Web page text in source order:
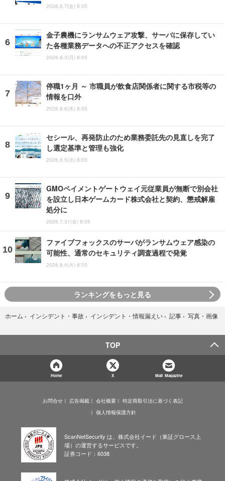
2026.8.7(金) 8:05
金子農機にランサムウェア攻撃、サーバに保存してい
た各種業務データへの不正アクセスを確認
2026.8.3(月) 8:05
停職1ヶ月 ～ 市職員が飲食店関係者に関する市税等の
情報を口外
2026.8.6(木) 8:05
セシール、再発防止のため業務委託先の見直しを完了
し選定基準と管理も強化
2026.8.5(水) 8:05
GMOペイメントゲートウェイ元従業員が無断で別会社
を設立し日本ゲームカード株式会社と契約、懲戒解雇
処分に
2026.7.31(金) 8:05
ファイブフォックスのサーバがランサムウェア感染の
可能性、通常のセキュリティ調査過程で発覚
2026.8.4(火) 8:05
ランキングをもっと見る
ホーム › インシデント・事故 › インシデント・情報漏えい › 記事 › 写真・画像
TOP
Home X Mail Magazine
お問合せ 広告掲載 会社概要
特定商取引法に基づく表記
個人情報保護方針
ScanNetSecurity は、株式会社イード（東証グロース上
場）の運営するサービスです。
証券コード：6038